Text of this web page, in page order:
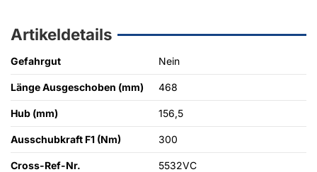
Artikeldetails
Gefahrgut Nein
Länge Ausgeschoben (mm) 468
Hub (mm) 156,5
Ausschubkraft F1 (Nm) 300
Cross-Ref-Nr. 5532VC